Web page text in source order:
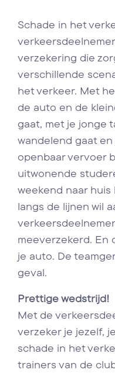
Schade in het
verzekering die
verschillende
het verkeer. Met
de auto en de
gaat, met je jonge
wandelend gaat
openbaar vervoer
uitwonende
weekend naar
langs de lijnen wil
meeverzekerd. En
je auto. De
geval.
Prettige wedstrijd!
Met de
verzeker je jezelf,
schade in het
trainers van de